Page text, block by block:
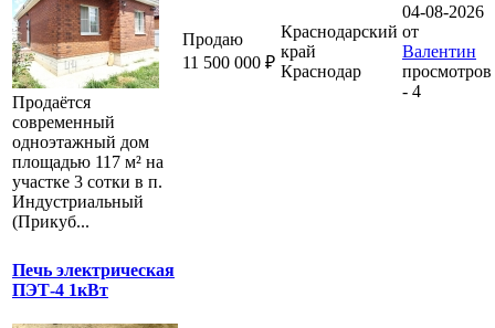
Продаётся
современный
одноэтажный дом
площадью 117 м² на
участке 3 сотки в п.
Индустриальный
(Прикуб...
Продаю
11 500 000 ₽
Краснодарский
край
Краснодар
04-08-2026
от
Валентин
просмотров
- 4
Печь электрическая
ПЭТ-4 1кВт